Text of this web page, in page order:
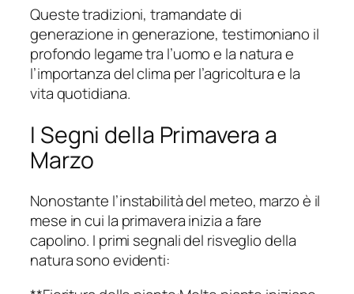
Queste tradizioni, tramandate di
generazione in generazione, testimoniano il
profondo legame tra l’uomo e la natura e
l’importanza del clima per l’agricoltura e la
vita quotidiana.
I Segni della Primavera a
Marzo
Nonostante l’instabilità del meteo, marzo è il
mese in cui la primavera inizia a fare
capolino. I primi segnali del risveglio della
natura sono evidenti: